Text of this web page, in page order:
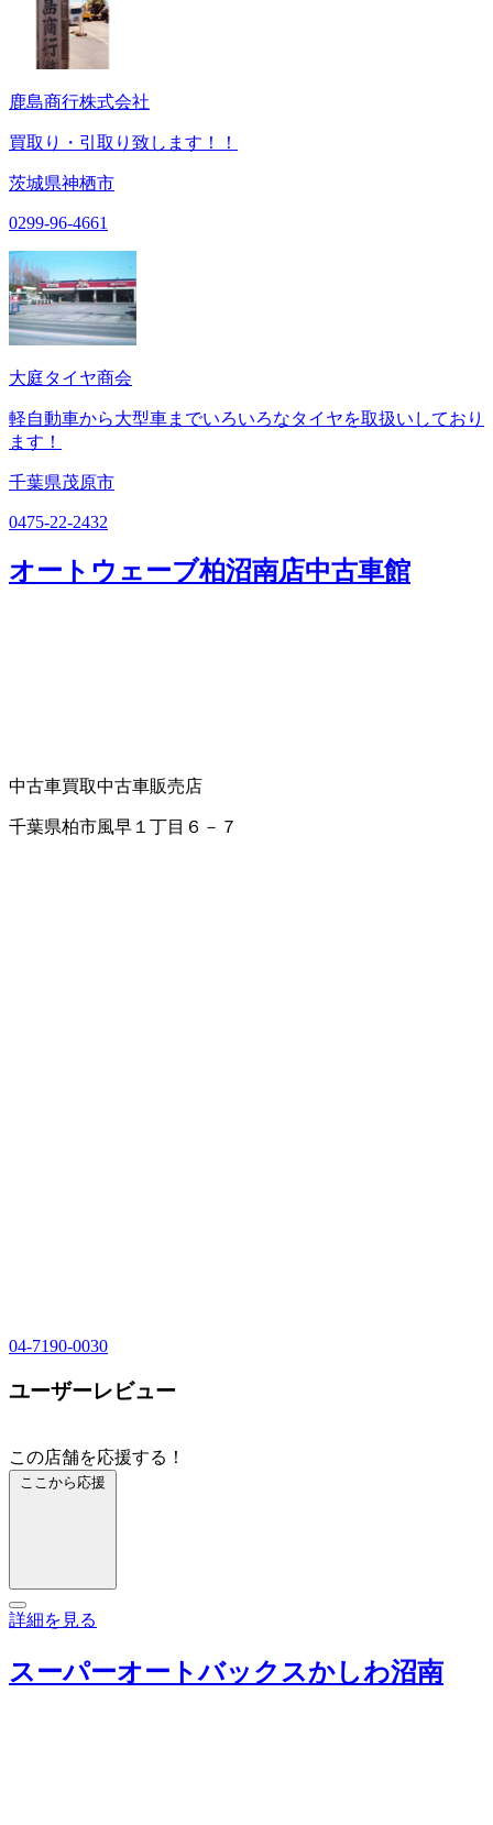
鹿島商行株式会社
買取り・引取り致します！！
茨城県神栖市
0299-96-4661
大庭タイヤ商会
軽自動車から大型車までいろいろなタイヤを取扱いしており
ます！
千葉県茂原市
0475-22-2432
オートウェーブ柏沼南店中古車館
中古車買取中古車販売店
千葉県柏市風早１丁目６－７
04-7190-0030
ユーザーレビュー
この店舗を応援する！
ここから応援
詳細を見る
スーパーオートバックスかしわ沼南